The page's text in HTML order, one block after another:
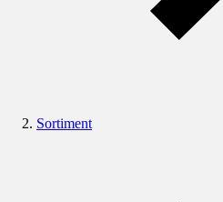
Sortiment